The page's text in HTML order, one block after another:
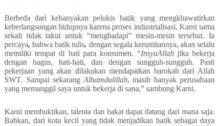
Berbeda dari kebanyakan pelukis batik yang mengkhawatirkan
keberlangsungan hidupnya karena proses industrialisasi, Karni sama
sekali tidak takut untuk “menghadapi” mesin-mesin tersebut. Ia
percaya, bahwa batik tulis, dengan segala kerumitannya, akan selalu
memiliki tempat di hati para konsumen. “InsyaAllahjika bekerja
dengan bagus, hati-hati, dan dengan sungguh-sungguh. Pasti
pekerjaan yang akan dilakukan mendapatkan barokah dari Allah
SWT. Sampai sekarangAlhamdulillah, masih banyak perusahaan
yang memanggil saya untuk bekerja di sana,” sambung Karni.
Karni membuktikan, talenta dan bakat dapat datang dari mana saja.
Bahkan, dari kota kecil yang tidak menjadikan batik sebagai daya